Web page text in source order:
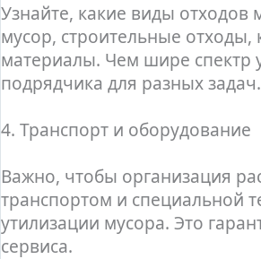
Узнайте, какие виды
мусор, строительные
материалы. Чем шире спектр
подрядчика для разных задач.
4. Транспорт и оборудование
Важно, чтобы организация
транспортом и специальной
утилизации мусора. Это
сервиса.